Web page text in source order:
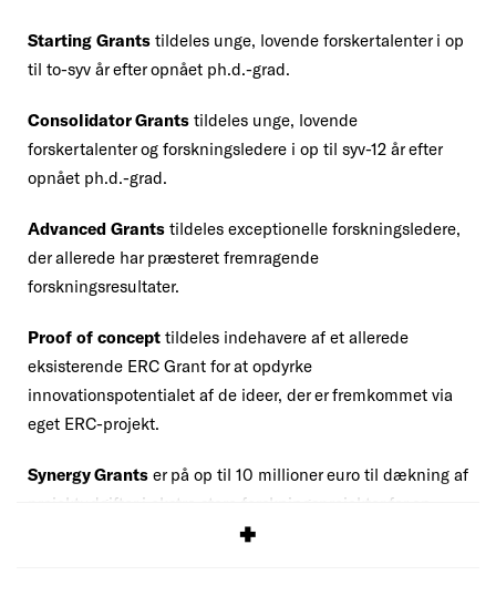
Starting Grants tildeles unge, lovende forskertalenter i op
til to-syv år efter opnået ph.d.-grad.
Consolidator Grants tildeles unge, lovende
forskertalenter og forskningsledere i op til syv-12 år efter
opnået ph.d.-grad.
Advanced Grants tildeles exceptionelle forskningsledere,
der allerede har præsteret fremragende
forskningsresultater.
Proof of concept tildeles indehavere af et allerede
eksisterende ERC Grant for at opdyrke
innovationspotentialet af de ideer, der er fremkommet via
eget ERC-projekt.
Synergy Grants er på op til 10 millioner euro til dækning af
projektudgifter i ekstra store forskningsprojekter for en